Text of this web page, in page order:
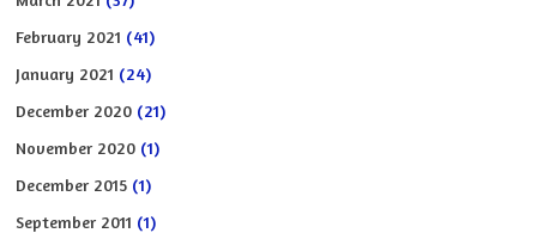
February 2021 (41)
January 2021 (24)
December 2020 (21)
November 2020 (1)
December 2015 (1)
September 2011 (1)